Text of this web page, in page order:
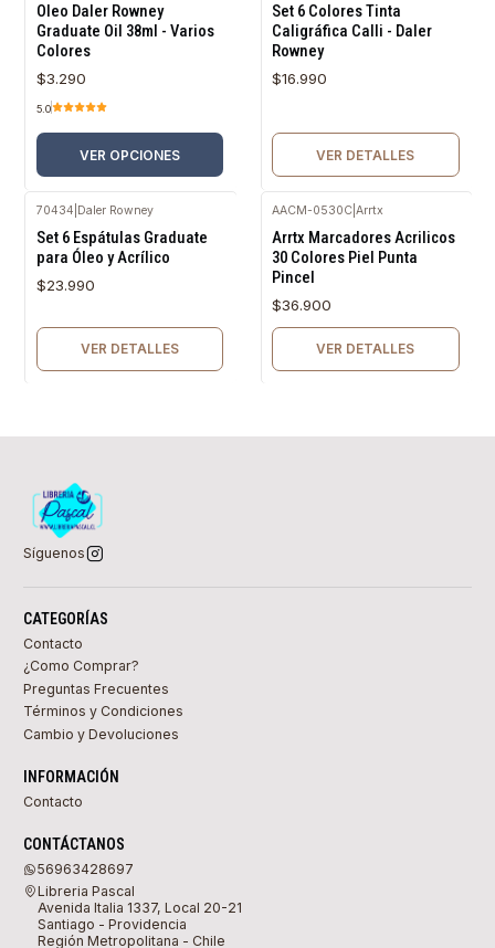
Oleo Daler Rowney
Graduate Oil 38ml - Varios
Colores
$3.290
5.0
VER OPCIONES
Set 6 Colores Tinta
Caligráfica Calli - Daler
Rowney
$16.990
VER DETALLES
70434 Daler Rowney
Set 6 Espátulas Graduate
para Óleo y Acrílico
$23.990
VER DETALLES
AACM-0530C Arrtx
Arrtx Marcadores Acrilicos
30 Colores Piel Punta
Pincel
$36.900
VER DETALLES
Síguenos
CATEGORÍAS
Contacto
¿Como Comprar?
Preguntas Frecuentes
Términos y Condiciones
Cambio y Devoluciones
INFORMACIÓN
Contacto
CONTÁCTANOS
56963428697
Libreria Pascal
Avenida Italia 1337, Local 20-21
Santiago - Providencia
Región Metropolitana - Chile